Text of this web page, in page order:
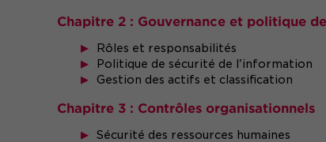
Chapitre 2 : Gouvernance et politique
Rôles et responsabilités
Politique de sécurité de l'information
Gestion des actifs et classification
Chapitre 3 : Contrôles organisationnels
Sécurité des ressources humaines